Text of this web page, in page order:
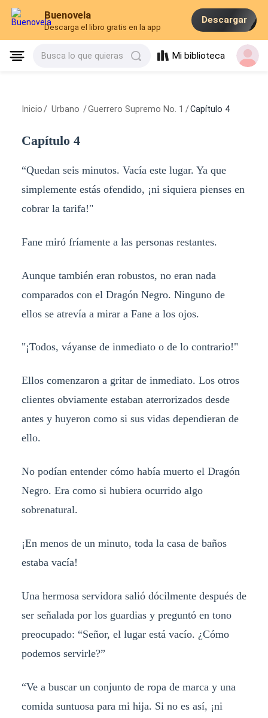
Buenovela
Descarga el libro gratis en la app
Descargar
Busca lo que quieras Mi biblioteca
Inicio / Urbano /Guerrero Supremo No. 1 /Capítulo 4
Capítulo 4
“Quedan seis minutos. Vacía este lugar. Ya que
simplemente estás ofendido, ¡ni siquiera pienses en
cobrar la tarifa!"
Fane miró fríamente a las personas restantes.
Aunque también eran robustos, no eran nada
comparados con el Dragón Negro. Ninguno de
ellos se atrevía a mirar a Fane a los ojos.
"¡Todos, váyanse de inmediato o de lo contrario!"
Ellos comenzaron a gritar de inmediato. Los otros
clientes obviamente estaban aterrorizados desde
antes y huyeron como si sus vidas dependieran de
ello.
No podían entender cómo había muerto el Dragón
Negro. Era como si hubiera ocurrido algo
sobrenatural.
¡En menos de un minuto, toda la casa de baños
estaba vacía!
Una hermosa servidora salió dócilmente después de
ser señalada por los guardias y preguntó en tono
preocupado: “Señor, el lugar está vacío. ¿Cómo
podemos servirle?”
“Ve a buscar un conjunto de ropa de marca y una
comida suntuosa para mi hija. Si no es así, ¡ni